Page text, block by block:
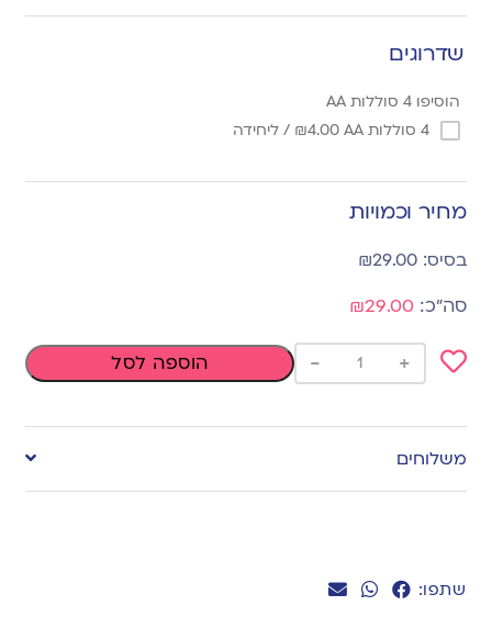
שתפו:
שדרוגים
הוסיפו 4 סוללות AA
4 סוללות AA
₪4.00 / ליחידה
מחיר וכמויות
₪29.00
₪29.00
to
wishlist
+
- הוספה לסל
משלוחים